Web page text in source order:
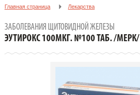
Главная страница Лекарства
ЭУТИРОКС 100МКГ. №100 ТАБ. /МЕРК/
ЗАБОЛЕВАНИЯ ЩИТОВИДНОЙ ЖЕЛЕЗЫ
ЭУТИРОКС 100МКГ. №100 ТАБ. /МЕРК/